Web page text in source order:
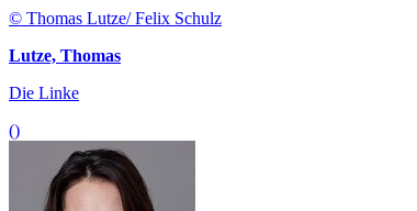
© Thomas Lutze/ Felix Schulz
Lutze, Thomas
Die Linke
()